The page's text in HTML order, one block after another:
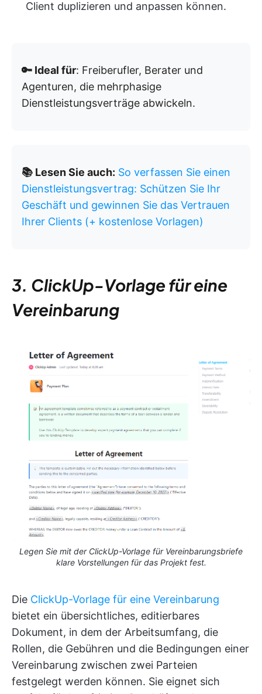
Client duplizieren und anpassen können.
🔑 Ideal für: Freiberufler, Berater und
Agenturen, die mehrphasige
Dienstleistungsverträge abwickeln.
📚 Lesen Sie auch: So verfassen Sie einen
Dienstleistungsvertrag: Schützen Sie Ihr
Geschäft und gewinnen Sie das Vertrauen
Ihrer Clients (+ kostenlose Vorlagen)
3. ClickUp-Vorlage für eine
Vereinbarung
Legen Sie mit der ClickUp-Vorlage für Vereinbarungsbriefe
klare Vorstellungen für das Projekt fest.
Die ClickUp-Vorlage für eine Vereinbarung
bietet ein übersichtliches, editierbares
Dokument, in dem der Arbeitsumfang, die
Rollen, die Gebühren und die Bedingungen einer
Vereinbarung zwischen zwei Parteien
festgelegt werden können. Sie eignet sich